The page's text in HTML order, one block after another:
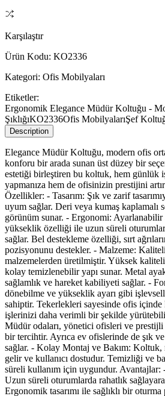
Karşılaştır
Ürün Kodu: KO2336
Kategori: Ofis Mobilyaları
Etiketler:
Ergonomik Elegance Müdür Koltuğu -
ŞıklığıKO2336Ofis MobilyalarıŞef
Description
Elegance Müdür Koltuğu, modern ofis
konforu bir arada sunan üst düzey bir
estetiği birleştiren bu koltuk, hem günlük
yapmanıza hem de ofisinizin prestijini
Özellikler: - Tasarım: Şık ve zarif
uyum sağlar. Deri veya kumaş kaplamalı
görünüm sunar. - Ergonomi: Ayarlanabilir
yükseklik özelliği ile uzun süreli
sağlar. Bel destekleme özelliği, sırt
pozisyonunu destekler. - Malzeme: Kaliteli
malzemelerden üretilmiştir. Yüksek
kolay temizlenebilir yapı sunar. Metal
sağlamlık ve hareket kabiliyeti sağlar. -
dönebilme ve yükseklik ayarı gibi
sahiptir. Tekerlekleri sayesinde ofis
işlerinizi daha verimli bir şekilde
Müdür odaları, yönetici ofisleri ve prestijli
bir tercihtir. Ayrıca ev ofislerinde de şık
sağlar. - Kolay Montaj ve Bakım: Koltuk,
gelir ve kullanıcı dostudur. Temizliği ve
süreli kullanım için uygundur.
Uzun süreli oturumlarda rahatlık
Ergonomik tasarımı ile sağlıklı bir